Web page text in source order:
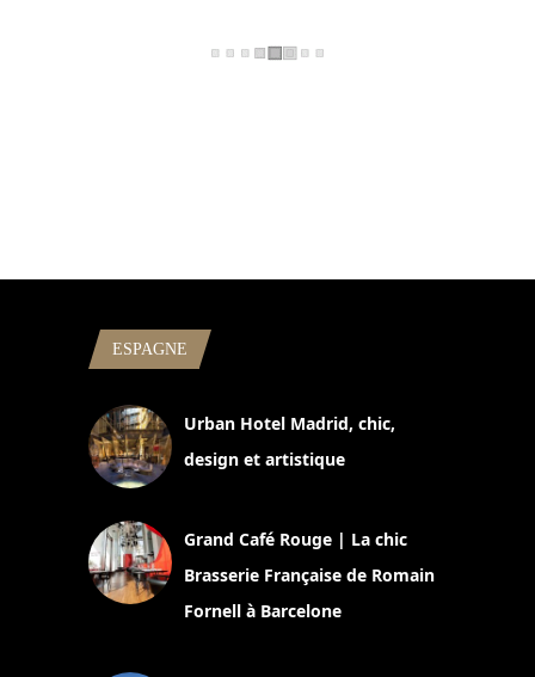
ESPAGNE
Urban Hotel Madrid, chic,
design et artistique
Grand Café Rouge | La chic
Brasserie Française de Romain
Fornell à Barcelone